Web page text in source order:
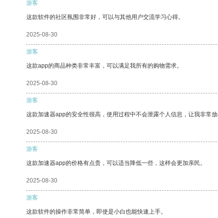
游客
这款软件的社区氛围非常好，可以与其他用户交流学习心得。
2025-08-30
游客
这款app的商品种类非常丰富，可以满足我所有的购物需求。
2025-08-30
游客
这款加速器app的安全性很高，使用过程中不会泄露个人信息，让我非常
2025-08-30
游客
这款加速器app的价格有点贵，可以适当降低一些，这样会更加亲民。
2025-08-30
游客
这款软件的操作非常简单，即使是小白也能快速上手。